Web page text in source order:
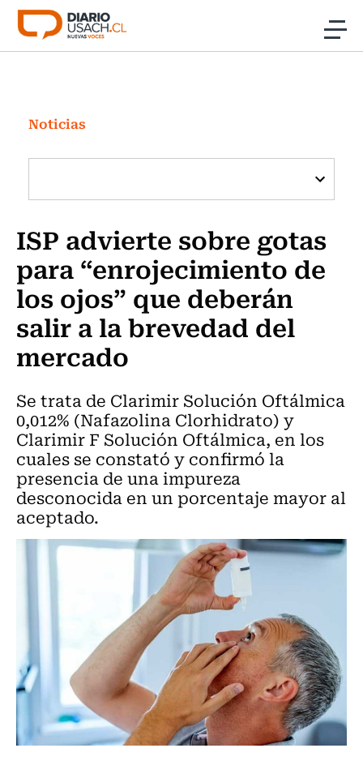
Click acá para ir directamente al contenido
Investigación
Cultura
Programas Radio y TV Usach
Noticias
ISP advierte sobre gotas
para “enrojecimiento de
los ojos” que deberán
salir a la brevedad del
mercado
Se trata de Clarimir Solución Oftálmica
0,012% (Nafazolina Clorhidrato) y
Clarimir F Solución Oftálmica, en los
cuales se constató y confirmó la
presencia de una impureza
desconocida en un porcentaje mayor al
aceptado.